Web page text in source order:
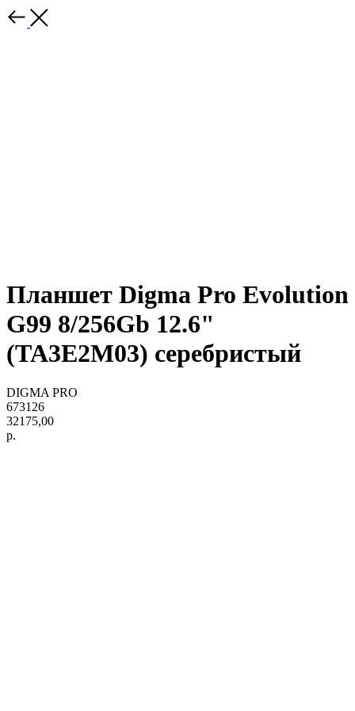
Планшет Digma Pro Evolution
G99 8/256Gb 12.6"
(TA3E2M03) серебристый
DIGMA PRO
673126
32175,00
р.